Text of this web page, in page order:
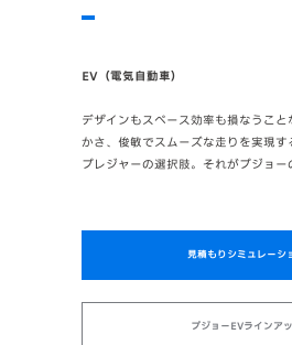
EV（電気自動車）
デザインもスペース効率も損なうこ
かさ、俊敏でスムーズな走りを実現
プレジャーの選択肢。それがプジョー
見積もりシミュレーシ
プジョーEVラインア